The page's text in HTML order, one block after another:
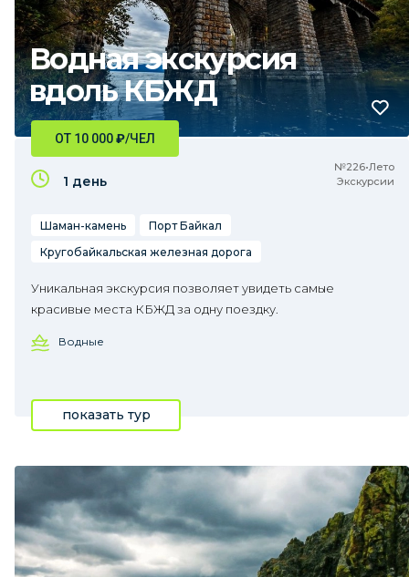
Водная экскурсия
вдоль КБЖД
№226•Лето
Экскурсии
ОТ 10 000₽/ЧЕЛ
1 день
Шаман-камень
Порт Байкал
Кругобайкальская железная дорога
Уникальная экскурсия позволяет увидеть самые
красивые места КБЖД за одну поездку.
Водные
показать тур